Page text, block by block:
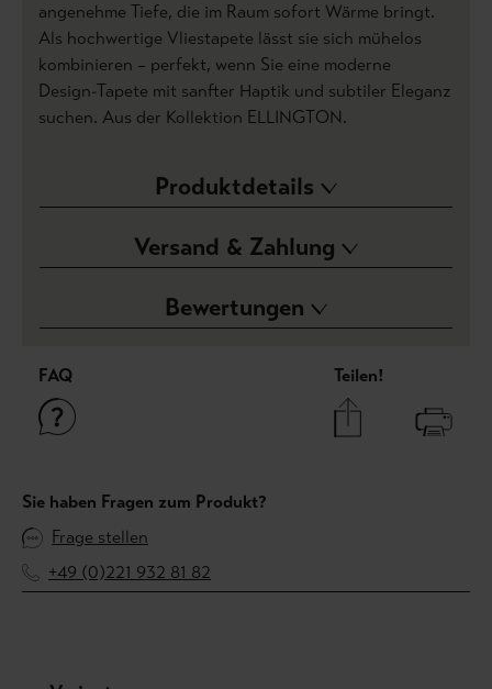
angenehme Tiefe, die im Raum sofort Wärme bringt.
Als hochwertige Vliestapete lässt sie sich mühelos
kombinieren – perfekt, wenn Sie eine moderne
Design-Tapete mit sanfter Haptik und subtiler Eleganz
suchen. Aus der Kollektion ELLINGTON.
Produktdetails
Versand & Zahlung
Bewertungen
FAQ Teilen!
Sie haben Fragen zum Produkt?
Frage stellen
+49 (0)221 932 81 82